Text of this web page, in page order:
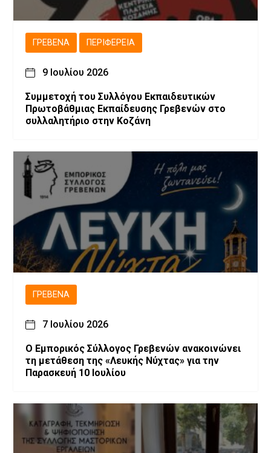
ΓΡΕΒΕΝΆ ΠΕΡΙΦΈΡΕΙΑ
9 Ιουλίου 2026
Συμμετοχή του Συλλόγου Εκπαιδευτικών
Πρωτοβάθμιας Εκπαίδευσης Γρεβενών στο
συλλαλητήριο στην Κοζάνη
ΓΡΕΒΕΝΆ
7 Ιουλίου 2026
Ο Εμπορικός Σύλλογος Γρεβενών ανακοινώνει
τη μετάθεση της «Λευκής Νύχτας» για την
Παρασκευή 10 Ιουλίου